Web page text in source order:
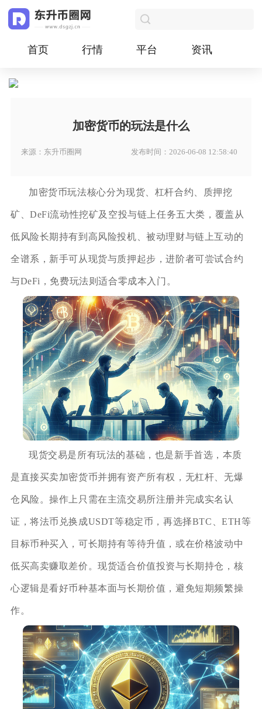
首页 行情 平台 资讯
加密货币的玩法是什么
来源：东升币圈网 发布时间：2026-06-08 12:58:40
加密货币玩法核心分为现货、杠杆合约、质押挖
矿、DeFi流动性挖矿及空投与链上任务五大类，覆盖从
低风险长期持有到高风险投机、被动理财与链上互动的
全谱系，新手可从现货与质押起步，进阶者可尝试合约
与DeFi，免费玩法则适合零成本入门。
现货交易是所有玩法的基础，也是新手首选，本质
是直接买卖加密货币并拥有资产所有权，无杠杆、无爆
仓风险。操作上只需在主流交易所注册并完成实名认
证，将法币兑换成USDT等稳定币，再选择BTC、ETH等
目标币种买入，可长期持有等待升值，或在价格波动中
低买高卖赚取差价。现货适合价值投资与长期持仓，核
心逻辑是看好币种基本面与长期价值，避免短期频繁操
作。